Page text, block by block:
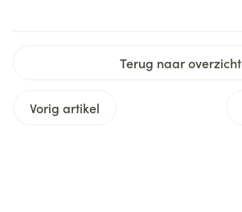
Terug naar overzicht
Vorig artikel